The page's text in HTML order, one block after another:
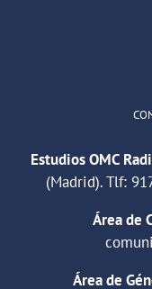
Estudios OMC
(Madrid). Tlf:
Área de
Área de